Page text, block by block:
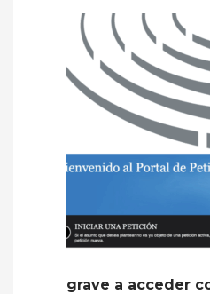
grave a acceder